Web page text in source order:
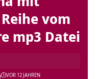
vom
mp3 Datei
VOR 12 JAHREN